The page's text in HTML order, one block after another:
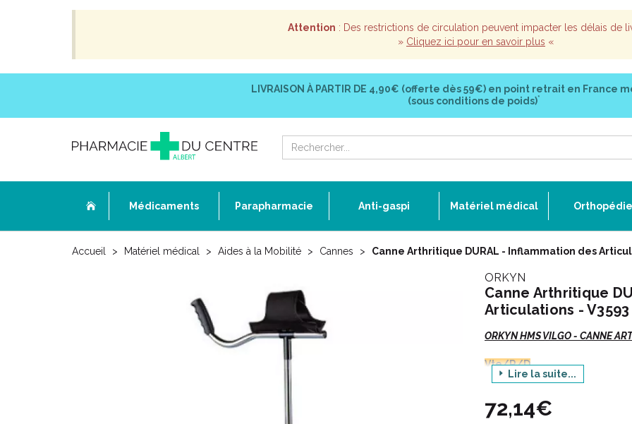
Attention : Des restrictions de circulation peuvent impacter les délais de
» Cliquez ici pour en savoir plus «
LIVRAISON À PARTIR DE 4,90€ (offerte dès 59€) en point retrait en France
(sous conditions de poids)*
Médicaments Parapharmacie Anti-gaspi Matériel médical Orthopédie
Accueil Matériel médical Aides à la Mobilité Cannes Canne Arthritique DURAL - Inflammation des
ORKYN
Canne Arthritique
Articulations - V3593
ORKYN HMS VILGO - CANNE
Vte/R/D
Description :
Lire la suite...
72,14€